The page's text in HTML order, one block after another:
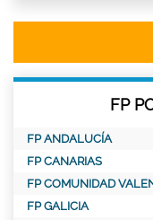
FP
FP ANDALUCÍA
FP CANARIAS
FP COMUNIDAD
FP GALICIA